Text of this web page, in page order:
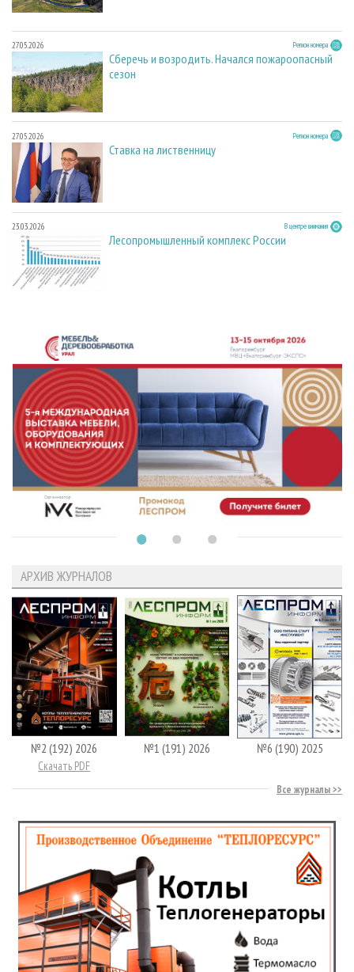
27.05.2026 Регион номера
Сберечь и возродить. Начался пожароопасный
сезон
27.05.2026 Регион номера
Ставка на лиственницу
23.03.2026 В центре внимания
Лесопромышленный комплекс России
АРХИВ ЖУРНАЛОВ
№2 (192) 2026
Скачать PDF
№1 (191) 2026 №6 (190) 2025
Все журналы